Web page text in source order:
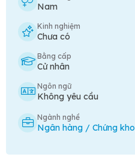
Nam
Kinh nghiệm
Chưa có
Bằng cấp
Cử nhân
Ngôn ngữ
Không yêu cầu
Ngành nghề
Ngân hàng / Chứng